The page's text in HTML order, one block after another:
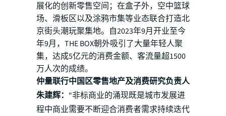
展化的创新零售空间；在盒子外，空中篮球
场、滑板区以及涂鸦市集等业态联合打造北
京街头潮玩聚集地。自2023年9月开业至今
年9月，THE BOX朝外吸引了大量年轻人聚
集，达成5亿元的消费金额、客流量超1500
万人次的成绩。
仲量联行中国区零售地产及消费研究负责人
朱建辉： “非标商业的涌现既是城市发展进
程中商业需要不断迎合消费者需求持续迭代